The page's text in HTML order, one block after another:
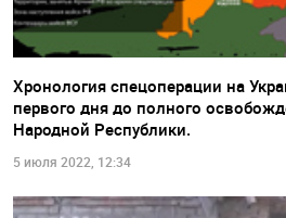
Хронология спецоперации на
первого дня до полного
Народной Республики.
5 июля 2022, 12:34